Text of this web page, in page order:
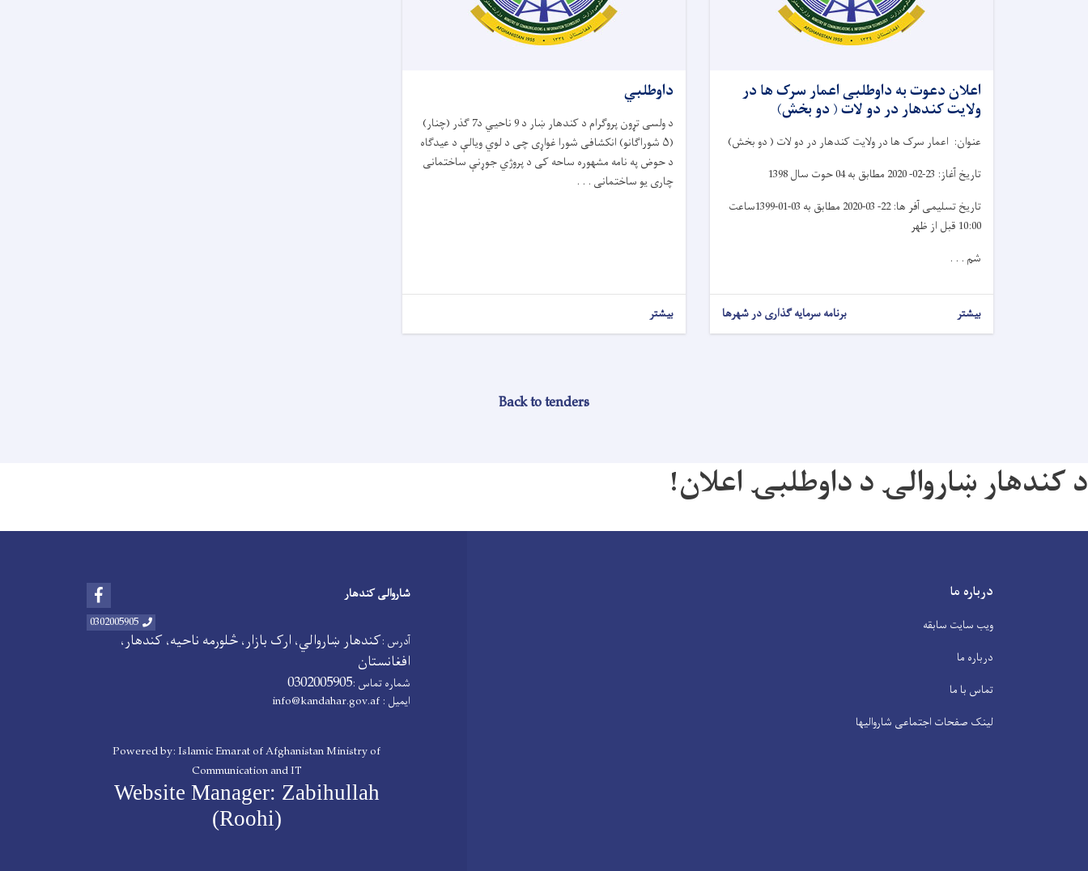
اعلان دعوت به داوطلبی اعمار سرک ها در
ولایت کندهار در دو لات ( دو بخش)
عنوان: اعمار سرک ها در ولایت کندهار در دو لات ( دو بخش)
تاریخ آغاز: 23-02- 2020 مطابق به 04 حوت سال 1398
تاریخ تسلیمی آفر ها: 22- 03-2020 مطابق به 03-01-1399ساعت
10:00 قبل از ظهر
شم . . .
بیشتر برنامه سرمایه گذاری در شهرها
داوطلبي
د ولسی تړون پروګرام د کندهار ښار د 9 ناحیي د7 ګذر (چنار)
(۵ شوراګانو) انکشافی شورا غواړی چی د لوي ویالې د عیدګاه
د حوض په نامه مشهوره ساحه کی د پروژي جوړنې ساختمانی
چاری یو ساختمانی . . .
بیشتر
Back to tenders
د کندهار ښاروالۍ د داوطلبۍ اعلان!
درباره ما
ویب سایت سابقه
درباره ما
تماس با ما
لینک صفحات اجتماعی شاروالیها
شاروالی کندهار
0302005905
آدرس :کندهار ښاروالي، ارک بازار، څلورمه ناحیه، کندهار،
افغانستان
شماره تماس :0302005905
ایمیل : info@kandahar.gov.af
Powered by: Islamic Emarat of Afghanistan Ministry of
Communication and IT
Website Manager: Zabihullah
(Roohi)